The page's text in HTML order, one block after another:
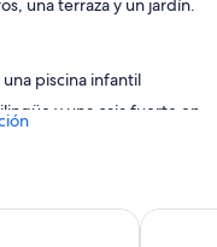
una terraza y un jardín.
piscina infantil
y una caja fuerte en
turística y para la